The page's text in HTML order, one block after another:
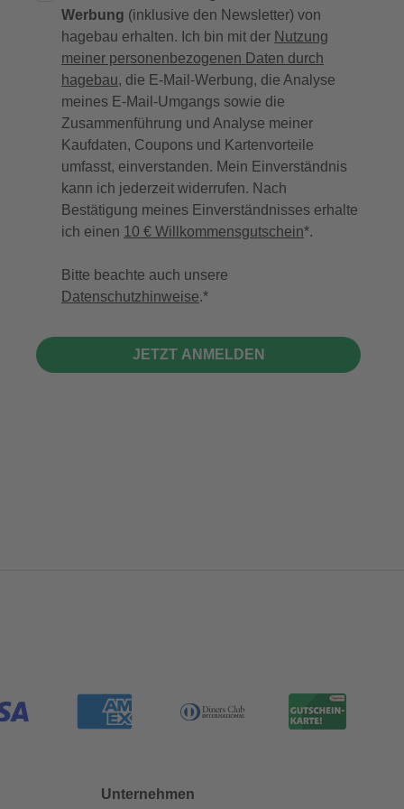
Werbung (inklusive den Newsletter) von
hagebau erhalten. Ich bin mit der Nutzung
meiner personenbezogenen Daten durch
hagebau, die E-Mail-Werbung, die Analyse
meines E-Mail-Umgangs sowie die
Zusammenführung und Analyse meiner
Kaufdaten, Coupons und Kartenvorteile
umfasst, einverstanden. Mein Einverständnis
kann ich jederzeit widerrufen. Nach
Bestätigung meines Einverständnisses erhalte
ich einen 10 € Willkommensgutschein*.
Bitte beachte auch unsere
Datenschutzhinweise.
JETZT ANMELDEN
Unternehmen